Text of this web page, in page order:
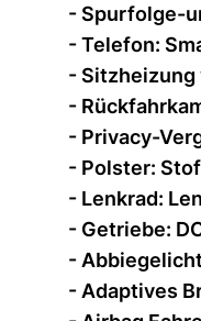
- Spurfolge-
- Telefon:
- Sitzheizung
-
- Privacy-
- Polster:
- Lenkrad:
- Getriebe:
-
- Adaptives